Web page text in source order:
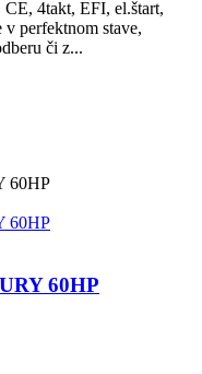
4takt, EFI, el.štart,
perfektnom stave,
či z...
60HP